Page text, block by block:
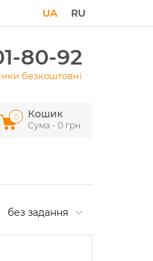
RU
UA
80-92
безкоштовні
Кошик
Сума - 0 грн
0
без задання